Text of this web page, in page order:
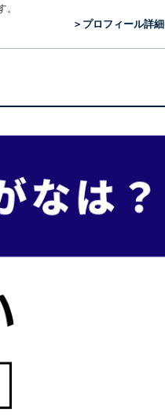
＞プロフィール詳細